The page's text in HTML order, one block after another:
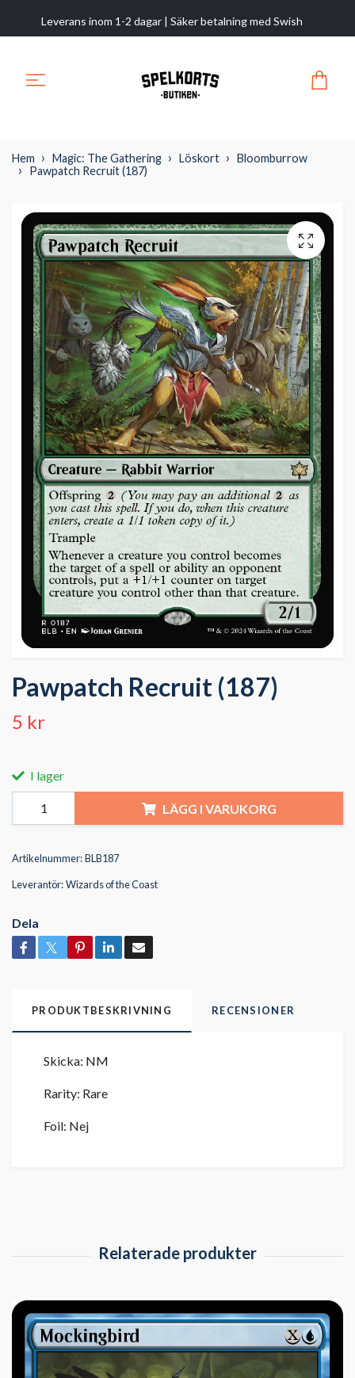
Leverans inom 1-2 dagar | Säker betalning med Swish
Hem Magic: The Gathering Löskort
Bloomburrow
Pawpatch Recruit (187)
Pawpatch Recruit (187)
5 kr
I lager
LÄGG I VARUKORG
Artikelnummer:BLB187
Leverantör:Wizards of the Coast
Dela
PRODUKTBESKRIVNING RECENSIONER
Skicka: NM
Rarity: Rare
Foil: Nej